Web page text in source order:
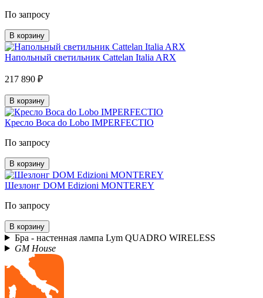
По запросу
В корзину
Напольный светильник Cattelan Italia ARX
217 890 ₽
В корзину
Кресло Boca do Lobo IMPERFECTIO
По запросу
В корзину
Шезлонг DOM Edizioni MONTEREY
По запросу
В корзину
Бра - настенная лампа Lym QUADRO WIRELESS
GM House